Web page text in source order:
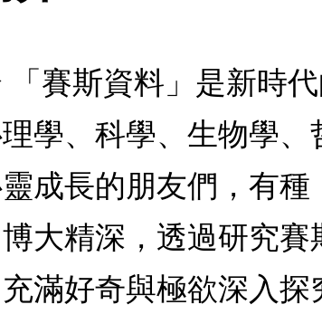
「賽斯資料」是新時
學、科學、生物學
成長的朋友們，有
大精深，透過研究
充滿好奇與極欲深入